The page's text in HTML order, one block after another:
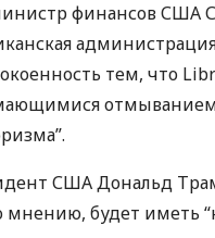
финансовСША
тем, что
СШАДональд
мнению, будет иметь